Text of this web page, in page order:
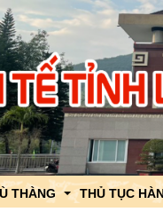
THÀNG THỦ TỤC